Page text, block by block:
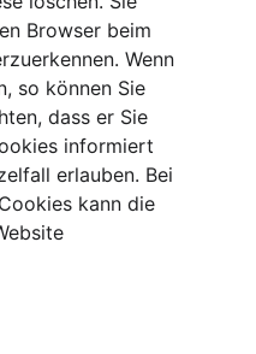
Browser beim
Wenn
so können Sie
dass er Sie
informiert
erlauben. Bei
kann die